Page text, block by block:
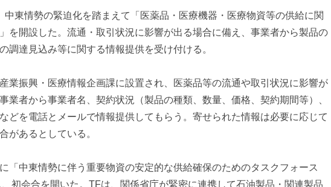
中東情勢の緊迫化を踏まえて「医薬品・医療機器・医療物資等の供給に関
を開設した。流通・取引状況に影響が出る場合に備え、事業者から製品の
調達見込み等に関する情報提供を受け付ける。
業振興・医療情報企画課に設置され、医薬品等の流通や取引状況に影響が
業者から事業者名、契約状況（製品の種類、数量、価格、契約期間等）、
どを電話とメールで情報提供してもらう。寄せられた情報は必要に応じて
があるとしている。
「中東情勢に伴う重要物資の安定的な供給確保のためのタスクフォース
、初会合を開いた。TFは、関係省庁が緊密に連携して石油製品・関連製品